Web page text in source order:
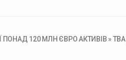
120 МЛН ЄВРО АКТИВІВ » ТВА |